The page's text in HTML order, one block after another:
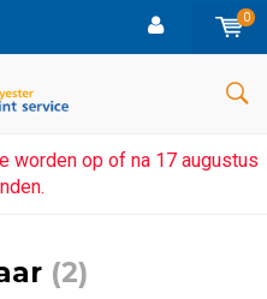
0
worden op of na 17 augustus
(2)